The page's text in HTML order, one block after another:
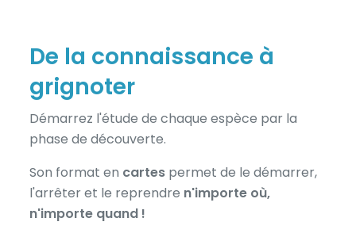
De la connaissance à
grignoter
Démarrez l'étude de chaque espèce par la
phase de découverte.
Son format en cartes permet de le démarrer,
l'arrêter et le reprendre n'importe où,
n'importe quand !